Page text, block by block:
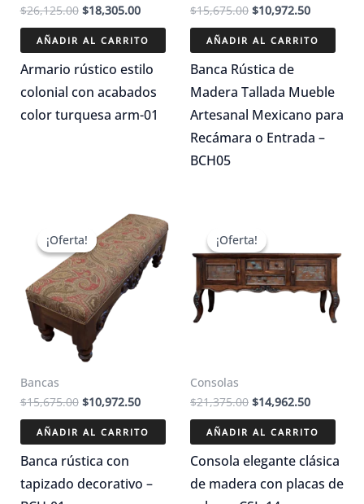
$26,125.00 El
original
era:
$26,125.00.
$18,305.00El
actual
es:
$18,305.00.
AÑADIR AL CARRITO
Armario rústico estilo
colonial con acabados
color turquesa arm-01
$15,675.00 El
original
era:
$15,675.00.
$10,972.50El
actual
es:
AÑADIR AL CARRITO
Banca Rústica de
Madera Tallada Mueble
Artesanal Mexicano para
Recámara o Entrada –
BCH05
¡Oferta!
¡Oferta!
Bancas
$15,675.00 El
original
era:
$15,675.00.
$10,972.50El
actual
es:
$10,972.50.
AÑADIR AL CARRITO
Banca rústica con
tapizado decorativo –
¡Oferta!
¡Oferta!
Consolas
$21,375.00 El
original
era:
$21,375.00.
$14,962.50El
actual
es:
AÑADIR AL CARRITO
Consola elegante clásica
de madera con placas de